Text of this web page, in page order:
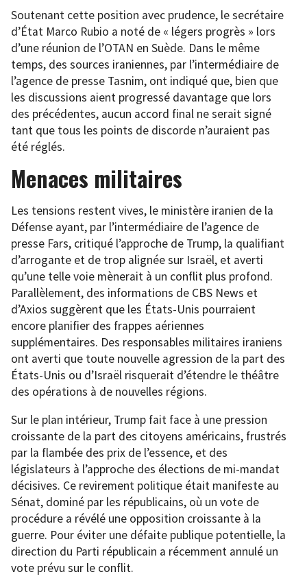
Soutenant cette position avec prudence, le secrétaire
d’État Marco Rubio a noté de « légers progrès » lors
d’une réunion de l’OTAN en Suède. Dans le même
temps, des sources iraniennes, par l’intermédiaire de
l’agence de presse Tasnim, ont indiqué que, bien que
les discussions aient progressé davantage que lors
des précédentes, aucun accord final ne serait signé
tant que tous les points de discorde n’auraient pas
été réglés.
Menaces militaires
Les tensions restent vives, le ministère iranien de la
Défense ayant, par l’intermédiaire de l’agence de
presse Fars, critiqué l’approche de Trump, la qualifiant
d’arrogante et de trop alignée sur Israël, et averti
qu’une telle voie mènerait à un conflit plus profond.
Parallèlement, des informations de CBS News et
d’Axios suggèrent que les États-Unis pourraient
encore planifier des frappes aériennes
supplémentaires. Des responsables militaires iraniens
ont averti que toute nouvelle agression de la part des
États-Unis ou d’Israël risquerait d’étendre le théâtre
des opérations à de nouvelles régions.
Sur le plan intérieur, Trump fait face à une pression
croissante de la part des citoyens américains, frustrés
par la flambée des prix de l’essence, et des
législateurs à l’approche des élections de mi-mandat
décisives. Ce revirement politique était manifeste au
Sénat, dominé par les républicains, où un vote de
procédure a révélé une opposition croissante à la
guerre. Pour éviter une défaite publique potentielle, la
direction du Parti républicain a récemment annulé un
vote prévu sur le conflit.